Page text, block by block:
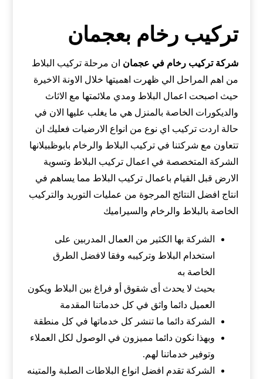
تركيب رخام بعجمان
شركة تركيب رخام في عجمان ان مرحلة تركيب البلاط
من اهم المراحل الي ظهرت اهميتها خلال الاونة الاخيرة
حيث اصبحت اعمال البلاط ومدي ملائمتها مع الاثاث
والديكورات الخاصة بالمنزل هي ما يغلب عليها الان في
حالة اردت تركيب اي نوع من انواع الارضيات فعليك ان
تتعاون مع شركتنا في تركيب البلاط والرخام بابوظبيلانها
الشركة المتخصصة في اعمال تركيب البلاط وتسوية
الارض قبل القيام باعمال تركيب البلاط مما يساهم في
انتاج افضل النتائج المرجوة من عمليات التوريد والتركيب
الخاصة بالبلاط والرخام والسيراميك
الشركة بها الكثير من العمال المدربين على
استخدام البلاط وتركيبه وفقا لافضل الطرق
الخاصة به
بحيث لا يحدث أى شقوق أو فراغ بين البلاط ويكون
العميل دائما واثق في كل خدماتنا المقدمة
الشركة دائما ما تنشر كل خدماتها في كل منطقة
وبهذا نكون دائما مميزون في الوصول لكل العملاء
وتوفير خدماتنا لهم.
الشركة تقدم افضل انواع البلاطات الصلبة والمتينه